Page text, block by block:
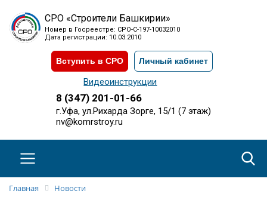
СРО «Строители Башкирии»
Номер в Госреестре: СРО-С-197-10032010
Дата регистрации: 10.03.2010
Вступить в СРО Личный кабинет
Видеоинструкции
8 (347) 201-01-66
г.Уфа, ул.Рихарда Зорге, 15/1 (7 этаж)
nv@komrstroy.ru
Главная
Новости